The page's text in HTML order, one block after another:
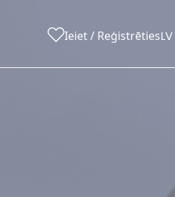
Ieiet / ReģistrētiesLV